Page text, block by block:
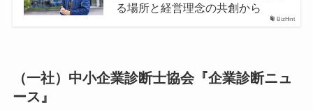
BizHint
る場所と経営理念の共創から
（一社）中小企業診断士協会『企業診断ニュ
ース』